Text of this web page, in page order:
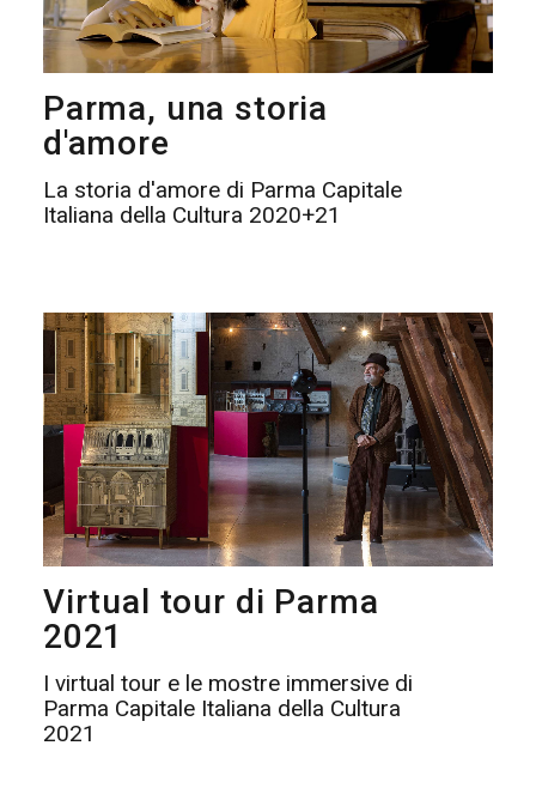
Parma, una storia
d'amore
La storia d'amore di Parma Capitale
Italiana della Cultura 2020+21
Virtual tour di Parma
2021
I virtual tour e le mostre immersive di
Parma Capitale Italiana della Cultura
2021